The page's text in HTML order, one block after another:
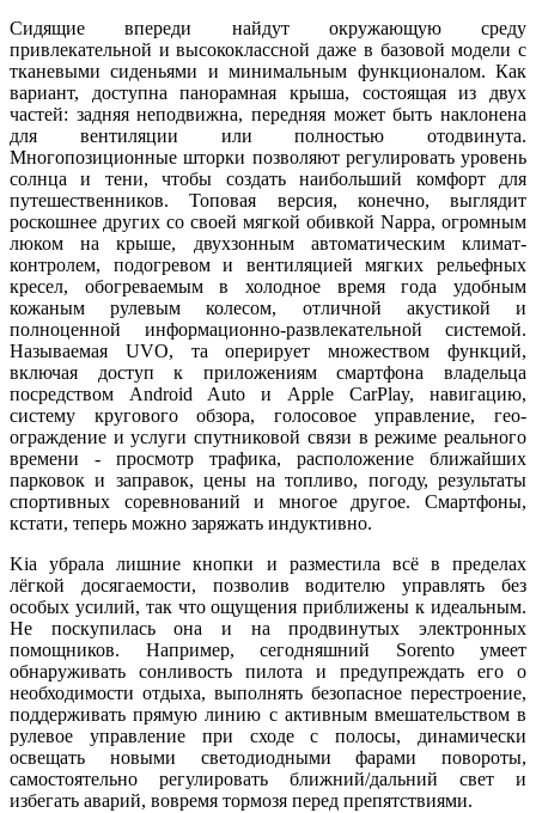
Сидящие впереди найдут окружающую среду
привлекательной и высококлассной даже в базовой модели с
тканевыми сиденьями и минимальным функционалом. Как
вариант, доступна панорамная крыша, состоящая из двух
частей: задняя неподвижна, передняя может быть наклонена
для вентиляции или полностью отодвинута.
Многопозиционные шторки позволяют регулировать уровень
солнца и тени, чтобы создать наибольший комфорт для
путешественников. Топовая версия, конечно, выглядит
роскошнее других со своей мягкой обивкой Nappa, огромным
люком на крыше, двухзонным автоматическим климат-
контролем, подогревом и вентиляцией мягких рельефных
кресел, обогреваемым в холодное время года удобным
кожаным рулевым колесом, отличной акустикой и
полноценной информационно-развлекательной системой.
Называемая UVO, та оперирует множеством функций,
включая доступ к приложениям смартфона владельца
посредством Android Auto и Apple CarPlay, навигацию,
систему кругового обзора, голосовое управление, гео-
ограждение и услуги спутниковой связи в режиме реального
времени - просмотр трафика, расположение ближайших
парковок и заправок, цены на топливо, погоду, результаты
спортивных соревнований и многое другое. Смартфоны,
кстати, теперь можно заряжать индуктивно.
Kia убрала лишние кнопки и разместила всё в пределах
лёгкой досягаемости, позволив водителю управлять без
особых усилий, так что ощущения приближены к идеальным.
Не поскупилась она и на продвинутых электронных
помощников. Например, сегодняшний Sorento умеет
обнаруживать сонливость пилота и предупреждать его о
необходимости отдыха, выполнять безопасное перестроение,
поддерживать прямую линию с активным вмешательством в
рулевое управление при сходе с полосы, динамически
освещать новыми светодиодными фарами повороты,
самостоятельно регулировать ближний/дальний свет и
избегать аварий, вовремя тормозя перед препятствиями.